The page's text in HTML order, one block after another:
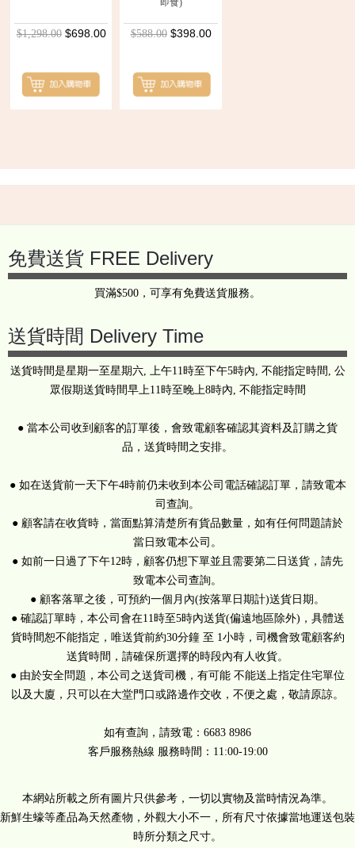
$1,298.00 $698.00
即食)
$588.00 $398.00
Back
免費送貨 FREE Delivery
買滿$500，可享有免費送貨服務。
送貨時間 Delivery Time
送貨時間是星期一至星期六, 上午11時至下午5時內, 不能指定時間, 公
眾假期送貨時間早上11時至晚上8時內, 不能指定時間
● 當本公司收到顧客的訂單後，會致電顧客確認其資料及訂購之貨
品，送貨時間之安排。
● 如在送貨前一天下午4時前仍未收到本公司電話確認訂單，請致電本
司查詢。
● 顧客請在收貨時，當面點算清楚所有貨品數量，如有任何問題請於
當日致電本公司。
● 如前一日過了下午12時，顧客仍想下單並且需要第二日送貨，請先
致電本公司查詢。
● 顧客落單之後，可預約一個月內(按落單日期計)送貨日期。
● 確認訂單時，本公司會在11時至5時內送貨(偏遠地區除外)，具體送
貨時間恕不能指定，唯送貨前約30分鐘 至 1小時，司機會致電顧客約
送貨時間，請確保所選擇的時段內有人收貨。
● 由於安全問題，本公司之送貨司機，有可能 不能送上指定住宅單位
以及大廈，只可以在大堂門口或路邊作交收，不便之處，敬請原諒。
如有查詢，請致電：6683 8986
客戶服務熱線 服務時間：11:00-19:00
本網站所載之所有圖片只供參考，一切以實物及當時情況為準。
新鮮生蠔等產品為天然產物，外觀大小不一，所有尺寸依據當地運送包裝
時所分類之尺寸。